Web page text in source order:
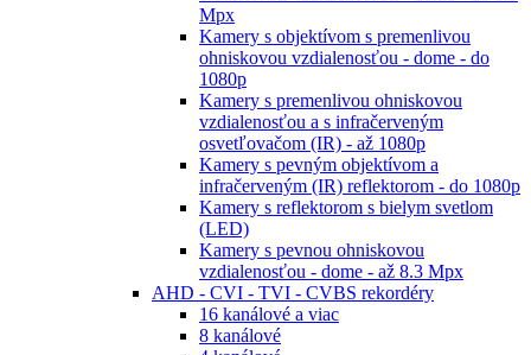
Mpx
Kamery s objektívom s premenlivou
ohniskovou vzdialenosťou - dome - do
1080p
Kamery s premenlivou ohniskovou
vzdialenosťou a s infračerveným
osvetľovačom (IR) - až 1080p
Kamery s pevným objektívom a
infračerveným (IR) reflektorom - do 1080p
Kamery s reflektorom s bielym svetlom
(LED)
Kamery s pevnou ohniskovou
vzdialenosťou - dome - až 8.3 Mpx
AHD - CVI - TVI - CVBS rekordéry
16 kanálové a viac
8 kanálové